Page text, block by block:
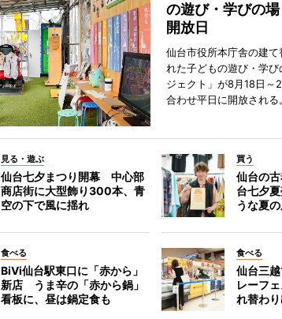
の遊び・学びの
開放日
仙台市役所本庁舎の建
れた子どもの遊び・学
ジェクト」が8月18日～
合わせ平日に開放される。
見る・遊ぶ
仙台七夕まつり開幕 中心部
商店街に大型飾り300本、青
空の下で風に揺れ
買う
仙台の
台七夕
うな夏
食べる
BiVi仙台駅東口に「赤から」
新店 うま辛の「赤から鍋」
看板に、昼は鍋定食も
食べる
仙台三
レーフ
れ替わ